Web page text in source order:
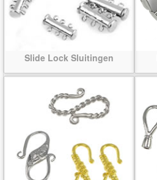
Slide Lock Sluitingen